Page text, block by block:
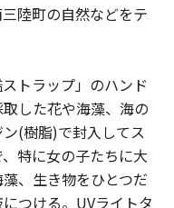
陸町の自然などをテ
トラップ」のハンド
した花や海藻、海の
(樹脂)で封入してス
特に女の子たちに大
、生き物をひとつだ
つける。UVライトタ